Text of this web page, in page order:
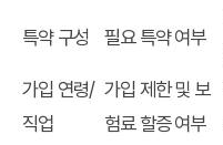
특약 구성 필요 특약 여부
가입 연령/
직업
가입 제한 및 보
험료 할증 여부